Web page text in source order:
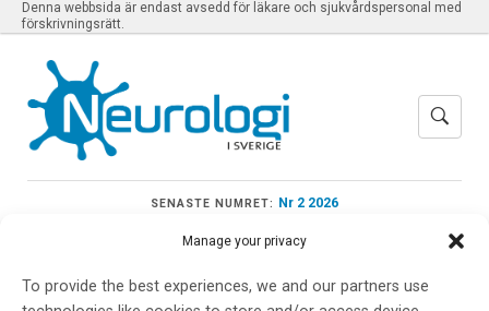
Manage your privacy
To provide the best experiences, we and our partners use
Denna webbsida är endast avsedd för läkare och sjukvårdspersonal med
förskrivningsrätt.
SENASTE NUMRET: Nr 2 2026